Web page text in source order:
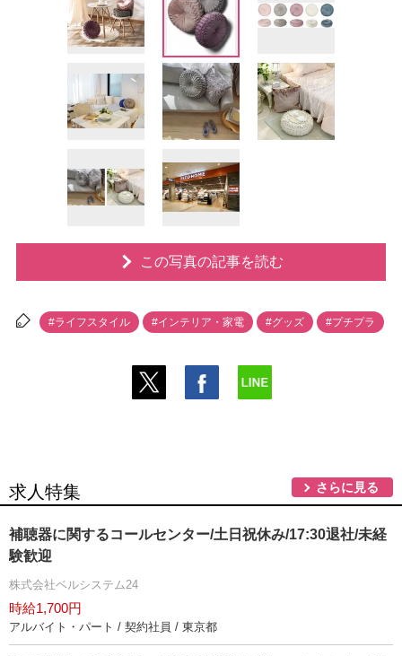
この写真の記事を読む
#ライフスタイル #インテリア・家電 #グッズ #プチプラ
求人特集 さらに見る
補聴器に関するコールセンター/土日祝休み/17:30退社/未経
験歓迎
株式会社ベルシステム24
時給1,700円
アルバイト・パート / 契約社員 / 東京都